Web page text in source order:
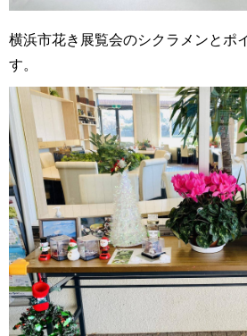
横浜市花き展覧会のシクラメンとポ
す。